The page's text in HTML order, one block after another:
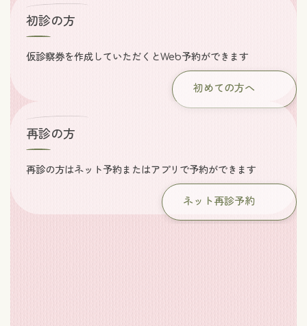
初診の方
仮診察券を作成していただくとWeb予約ができます
初めての方へ
再診の方
再診の方はネット予約またはアプリで予約ができます
ネット再診予約